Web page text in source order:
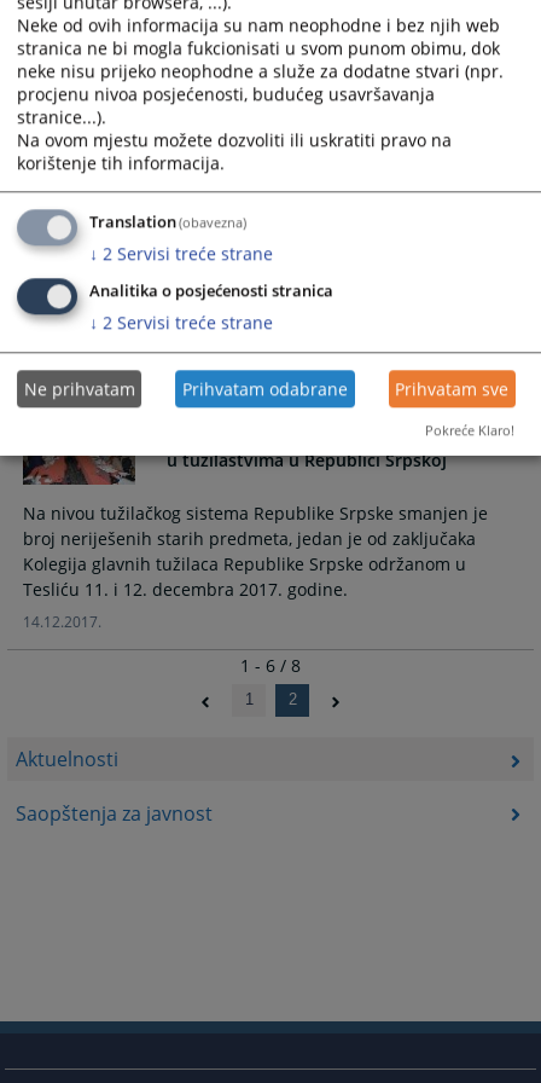
Aktuelnosti
Saopštenja za javnost
Nove prostorije za saslušanje djece u
krivičnom postupku
Nove prostorije za saslušanje djece u krivičnom postupku
31.10.2022.
Održana obuka za koordinatore
Održana obuka za koordinatore integriteta
24.10.2022.
Smanjen broj neriješenih starih predmeta
u tužilaštvima u Republici Srpskoj
Na nivou tužilačkog sistema Republike Srpske smanjen je
broj neriješenih starih predmeta, jedan je od zaključaka
Kolegija glavnih tužilaca Republike Srpske održanom u
Tesliću 11. i 12. decembra 2017. godine.
14.12.2017.
1 - 6 / 8
1 2
Neke od ovih informacija su nam neophodne i bez njih web
stranica ne bi mogla fukcionisati u svom punom obimu, dok
neke nisu prijeko neophodne a služe za dodatne stvari (npr.
procjenu nivoa posjećenosti, budućeg usavršavanja
stranice...).
Na ovom mjestu možete dozvoliti ili uskratiti pravo na
korištenje tih informacija.
Translation(obavezna)
↓ 2 Servisi treće strane
Analitika o posjećenosti stranica
↓ 2 Servisi treće strane
Ne prihvatam Prihvatam odabrane Prihvatam sve
Pokreće Klaro!